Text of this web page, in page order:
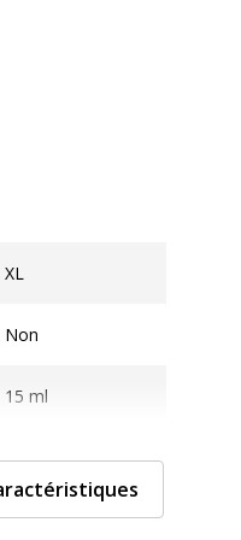
XL
Non
15 ml
Noir
Jet d'encre